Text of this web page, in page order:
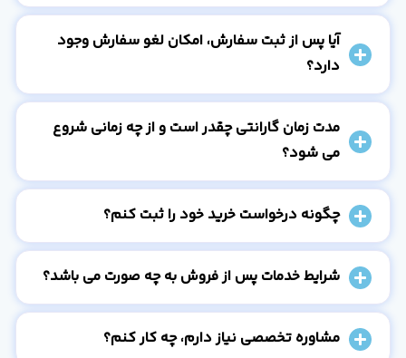
آیا پس از ثبت سفارش، امکان لغو سفارش وجود
دارد؟
مدت زمان گارانتی چقدر است و از چه زمانی شروع
می شود؟
چگونه درخواست خرید خود را ثبت کنم؟
شرایط خدمات پس از فروش به چه صورت می باشد؟
مشاوره تخصصی نیاز دارم، چه کار کنم؟